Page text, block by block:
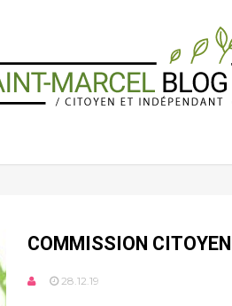
COMMISSION
28.12.19